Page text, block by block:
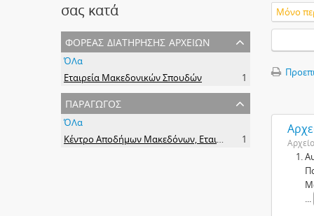
σας κατά
φορέας διατήρησης αρχείων
ΌΛα
Εταιρεία Μακεδονικών Σπουδών
1
παραγωγός
ΌΛα
Κέντρο Αποδήμων Μακεδόνων, Εταιρεία Μακεδονικών Σπουδών.
1
Μόνο
Αρχείο
...